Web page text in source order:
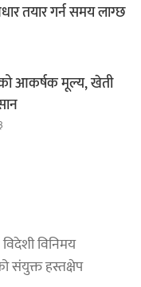
तयार गर्न समय लाग्छ
आकर्षक मूल्य, खेती
विनिमय
संयुक्त हस्तक्षेप